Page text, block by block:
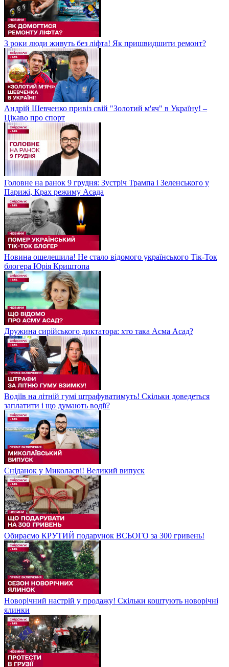
3 роки люди живуть без ліфта! Як пришвидшити ремонт?
Андрій Шевченко привіз свій "Золотий м'яч" в Україну! –
Цікаво про спорт
Головне на ранок 9 грудня: Зустріч Трампа і Зеленського у
Парижі, Крах режиму Асада
Новина ошелешила! Не стало відомого українського Тік-Ток
блогера Юрія Криштопа
Дружина сирійського диктатора: хто така Асма Асад?
Водіїв на літній гумі штрафуватимуть! Скільки доведеться
заплатити і що думають водії?
Сніданок у Миколаєві! Великий випуск
Обираємо КРУТИЙ подарунок ВСЬОГО за 300 гривень!
Новорічний настрій у продажу! Скільки коштують новорічні
ялинки